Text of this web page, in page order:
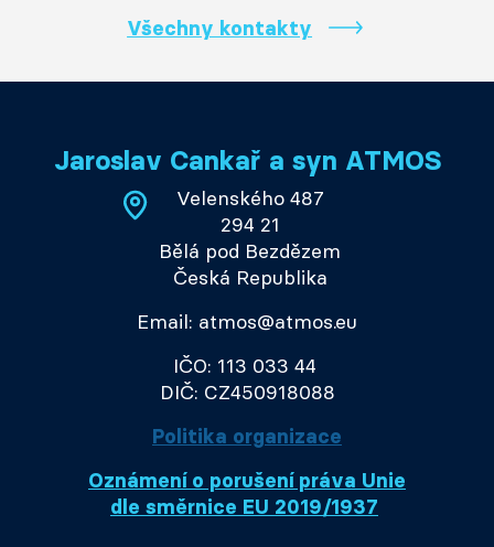
Všechny kontakty
Jaroslav Cankař a syn ATMOS
Velenského 487
294 21
Bělá pod Bezdězem
Česká Republika
Email: atmos@atmos.eu
IČO: 113 033 44
DIČ: CZ450918088
Politika organizace
Oznámení o porušení práva Unie
dle směrnice EU 2019/1937